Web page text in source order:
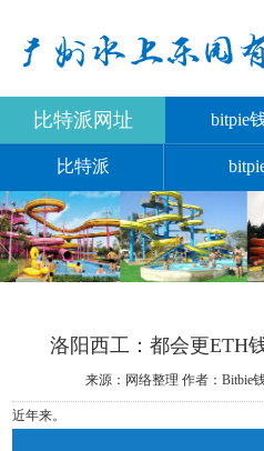
比特派网址 bitpie
比特派
洛阳西工：都会更ETH
来源：网络整理 作者：Bitbie
近年来。